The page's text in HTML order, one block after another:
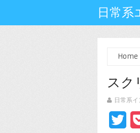
日常
Home
スク
日常系